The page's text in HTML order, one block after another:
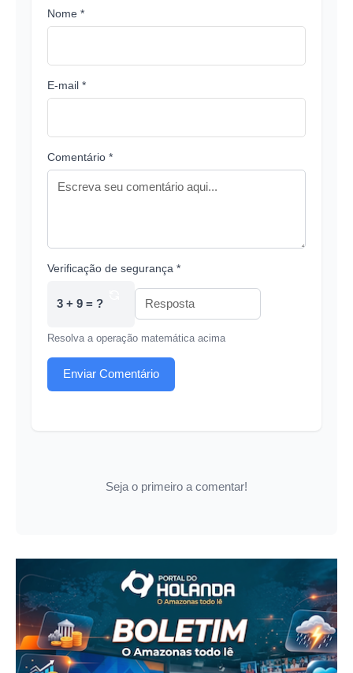
Nome *
E-mail *
Comentário *
Verificação de segurança *
3 + 9 = ?
Resolva a operação matemática acima
Enviar Comentário
Seja o primeiro a comentar!